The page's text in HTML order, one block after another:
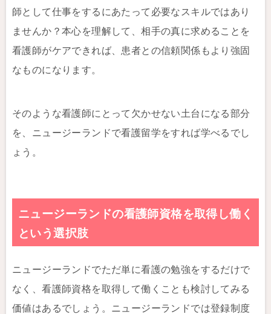
師として仕事をするにあたって必要なスキルではあり
ませんか？本心を理解して、相手の真に求めることを
看護師がケアできれば、患者との信頼関係もより強固
なものになります。
そのような看護師にとって欠かせない土台になる部分
を、ニュージーランドで看護留学をすれば学べるでし
ょう。
ニュージーランドの看護師資格を取得し働く
という選択肢
ニュージーランドでただ単に看護の勉強をするだけで
なく、看護師資格を取得して働くことも検討してみる
価値はあるでしょう。ニュージーランドでは登録制度